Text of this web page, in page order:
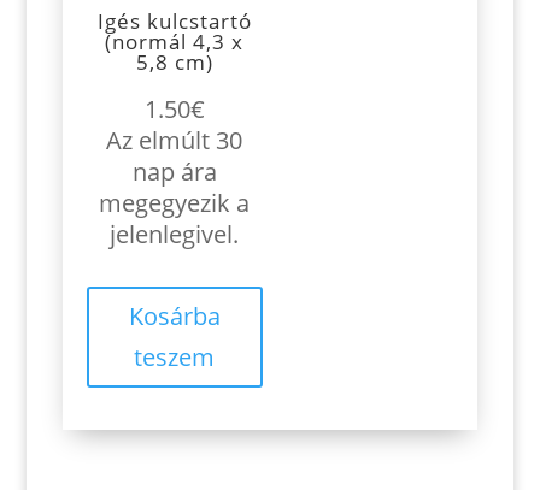
Igés kulcstartó
(normál 4,3 x
5,8 cm)
1.50€
Az elmúlt 30
nap ára
megegyezik a
jelenlegivel.
Kosárba
teszem